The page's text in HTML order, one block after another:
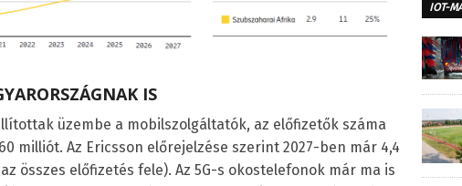
IS
üzembe a mobilszolgáltatók, az előfizetők száma
milliót. Az Ericsson előrejelzése szerint 2027-ben már 4,4
összes előfizetés fele). Az 5G-s okostelefonok már ma is
IOT-